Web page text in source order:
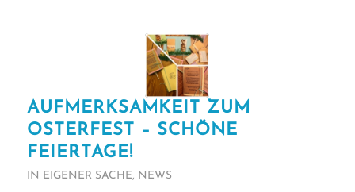
AUFMERKSAMKEIT ZUM
OSTERFEST – SCHÖNE
FEIERTAGE!
IN EIGENER SACHE, NEWS